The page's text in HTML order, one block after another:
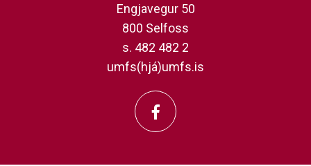
Engjavegur 50
800 Selfoss
s. 482 482 2
umfs(hjá)umfs.is